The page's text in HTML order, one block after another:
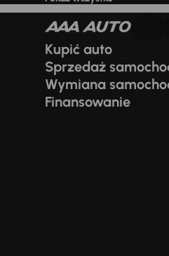
Kupić auto
Sprzedaż
Wymiana
Finansowanie